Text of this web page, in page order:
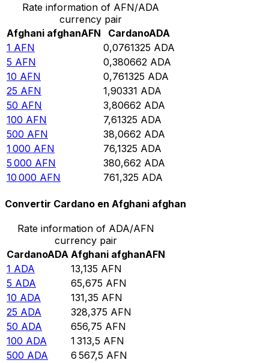
Rate information of AFN/ADA
currency pair
Afghani afghanAFN CardanoADA
1 AFN 0,0761325 ADA
5 AFN 0,380662 ADA
10 AFN 0,761325 ADA
25 AFN 1,90331 ADA
50 AFN 3,80662 ADA
100 AFN 7,61325 ADA
500 AFN 38,0662 ADA
1 000 AFN 76,1325 ADA
5 000 AFN 380,662 ADA
10 000 AFN 761,325 ADA
Convertir Cardano en Afghani afghan
Rate information of ADA/AFN
currency pair
CardanoADA Afghani afghanAFN
1 ADA 13,135 AFN
5 ADA 65,675 AFN
10 ADA 131,35 AFN
25 ADA 328,375 AFN
50 ADA 656,75 AFN
100 ADA 1 313,5 AFN
500 ADA 6 567,5 AFN